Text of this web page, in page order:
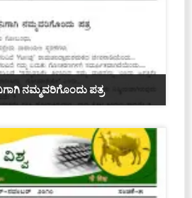
ನಮ್ಮವರಿಗೊಂದು ಪತ್ರ